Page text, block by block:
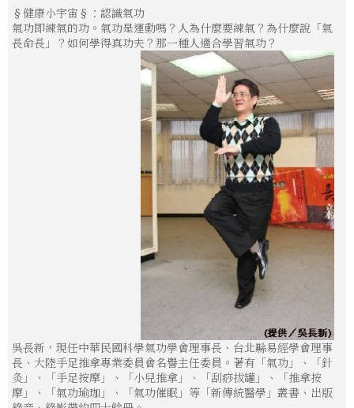
§健康小宇宙§：認識氣功
氣功即練氣的功。氣功是運動嗎？人為什麼要練氣？為什麼說「氣
長命長」？如何學得真功夫？那一種人適合學習氣功？
吳長新，現任中華民國科學氣功學會理事長、台北縣易經學會理事
長、大陸手足推拿專業委員會名譽主任委員。著有「氣功」、「針
灸」、「手足按摩」、「小兒推拿」、「刮痧拔罐」、「推拿按
摩」、「氣功瑜珈」、「氣功催眠」等「新傳統醫學」叢書、出版